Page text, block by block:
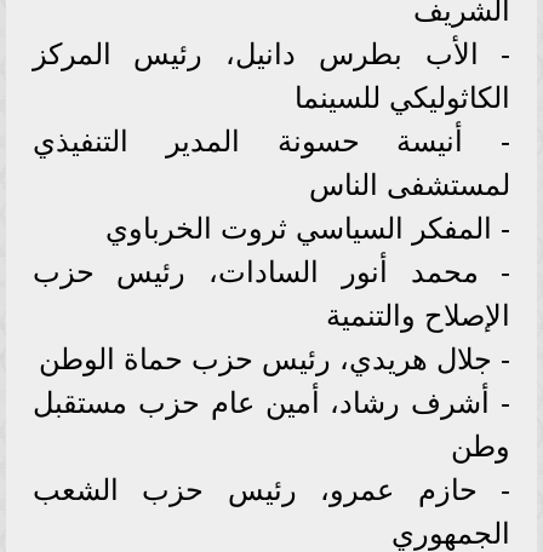
الشريف
- الأب بطرس دانيل، رئيس المركز
الكاثوليكي للسينما
- أنيسة حسونة المدير التنفيذي
لمستشفى الناس
- المفكر السياسي ثروت الخرباوي
- محمد أنور السادات، رئيس حزب
الإصلاح والتنمية
- جلال هريدي، رئيس حزب حماة الوطن
- أشرف رشاد، أمين عام حزب مستقبل
وطن
- حازم عمرو، رئيس حزب الشعب
الجمهوري